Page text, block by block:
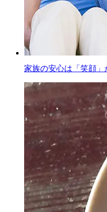
家族の安心は「笑顔」